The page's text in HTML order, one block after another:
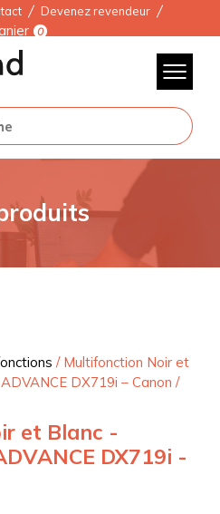
Devenez revendeur
0
/ Multifonction Noir et
DX719i – Canon /
et Blanc -
DX719i -